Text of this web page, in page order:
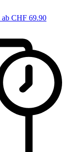
ab CHF 69.90